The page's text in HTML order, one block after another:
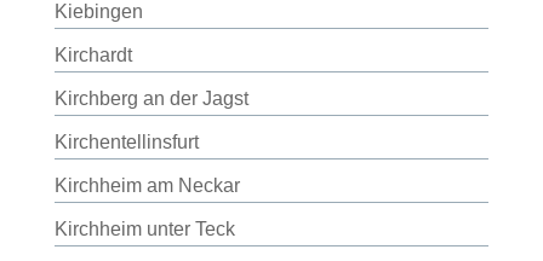
Kiebingen
Kirchardt
Kirchberg an der Jagst
Kirchentellinsfurt
Kirchheim am Neckar
Kirchheim unter Teck